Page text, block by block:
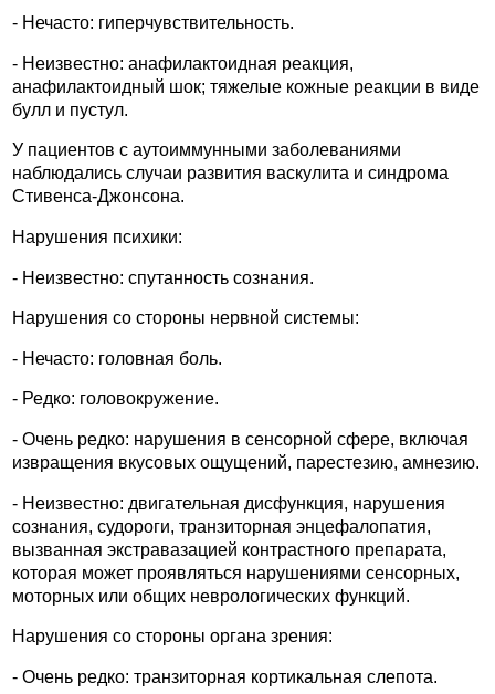
- Нечасто: гиперчувствительность.
- Неизвестно: анафилактоидная реакция,
анафилактоидный шок; тяжелые кожные реакции в виде
булл и пустул.
У пациентов с аутоиммунными заболеваниями
наблюдались случаи развития васкулита и синдрома
Стивенса-Джонсона.
Нарушения психики:
- Неизвестно: спутанность сознания.
Нарушения со стороны нервной системы:
- Нечасто: головная боль.
- Редко: головокружение.
- Очень редко: нарушения в сенсорной сфере, включая
извращения вкусовых ощущений, парестезию, амнезию.
- Неизвестно: двигательная дисфункция, нарушения
сознания, судороги, транзиторная энцефалопатия,
вызванная экстравазацией контрастного препарата,
которая может проявляться нарушениями сенсорных,
моторных или общих неврологических функций.
Нарушения со стороны органа зрения:
- Очень редко: транзиторная кортикальная слепота.